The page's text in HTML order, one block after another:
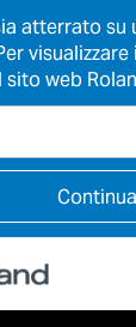
atterrato su
sito web